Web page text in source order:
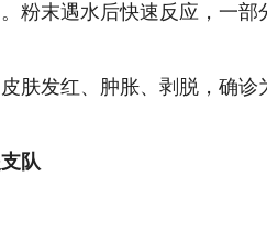
。粉末遇水后快速反应，一
发红、肿胀、剥脱，确诊
队